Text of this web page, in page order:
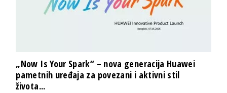
„Now Is Your Spark“ – nova generacija Huawei
pametnih uređaja za povezani i aktivni stil
života...